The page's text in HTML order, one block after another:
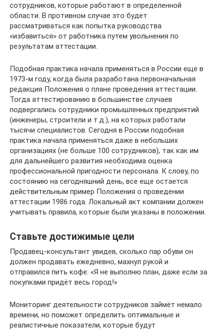
сотрудников, которые работают в определенной
области. В противном случае это будет
рассматриваться как попытка руководства
«избавиться» от работника путем увольнения по
результатам аттестации.
Подобная практика начала применяться в России еще в
1973-м году, когда была разработана первоначальная
редакция Положения о плане проведения аттестации.
Тогда аттестированию в большинстве случаев
подвергались сотрудники промышленных предприятий
(инженеры, строители и т.д.), на которых работали
тысячи специалистов. Сегодня в России подобная
практика начала применяться даже в небольших
организациях (не больше 100 сотрудников), так как им
для дальнейшего развития необходима оценка
профессиональной пригодности персонала. К слову, по
состоянию на сегодняшний день, все еще остается
действительным пример Положения о проведении
аттестации 1986 года. Локальный акт компании должен
учитывать правила, которые были указаны в положении.
Ставьте достижимые цели
Продавец-консультант увидев, сколько пар обуви он
должен продавать ежедневно, махнул рукой и
отправился пить кофе: «Я не выполню план, даже если за
покупками придёт весь город!»
Мониторинг деятельности сотрудников займёт немало
времени, но поможет определить оптимальные и
реалистичные показатели, которые будут